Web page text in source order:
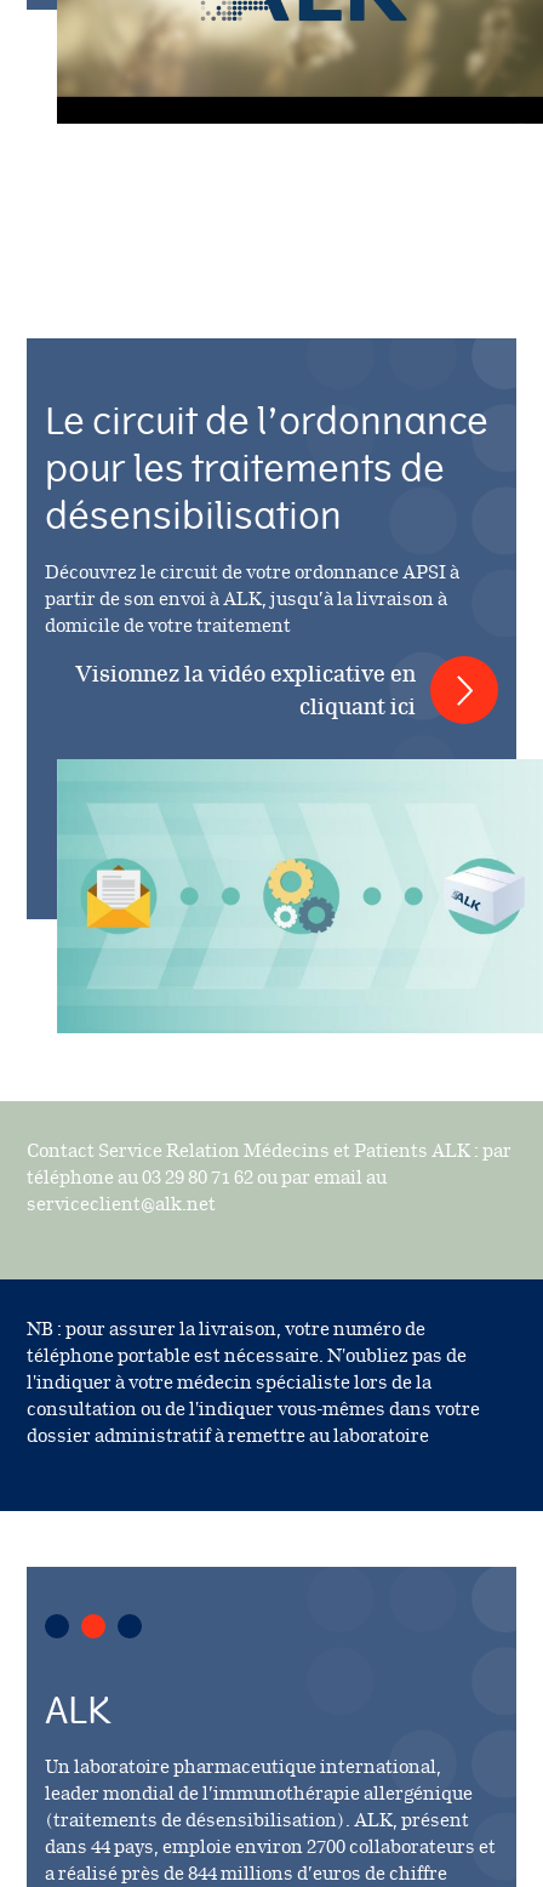
Le circuit de l’ordonnance
pour les traitements de
désensibilisation
Découvrez le circuit de votre ordonnance APSI à
partir de son envoi à ALK, jusqu’à la livraison à
domicile de votre traitement
Visionnez la vidéo explicative en
cliquant ici
Contact Service Relation Médecins et Patients ALK : par
téléphone au 03 29 80 71 62 ou par email au
serviceclient@alk.net
NB : pour assurer la livraison, votre numéro de
téléphone portable est nécessaire. N'oubliez pas de
l'indiquer à votre médecin spécialiste lors de la
consultation ou de l'indiquer vous-mêmes dans votre
dossier administratif à remettre au laboratoire
ALK
Un laboratoire pharmaceutique international,
leader mondial de l’immunothérapie allergénique
(traitements de désensibilisation). ALK, présent
dans 44 pays, emploie environ 2700 collaborateurs et
a réalisé près de 844 millions d’euros de chiffre